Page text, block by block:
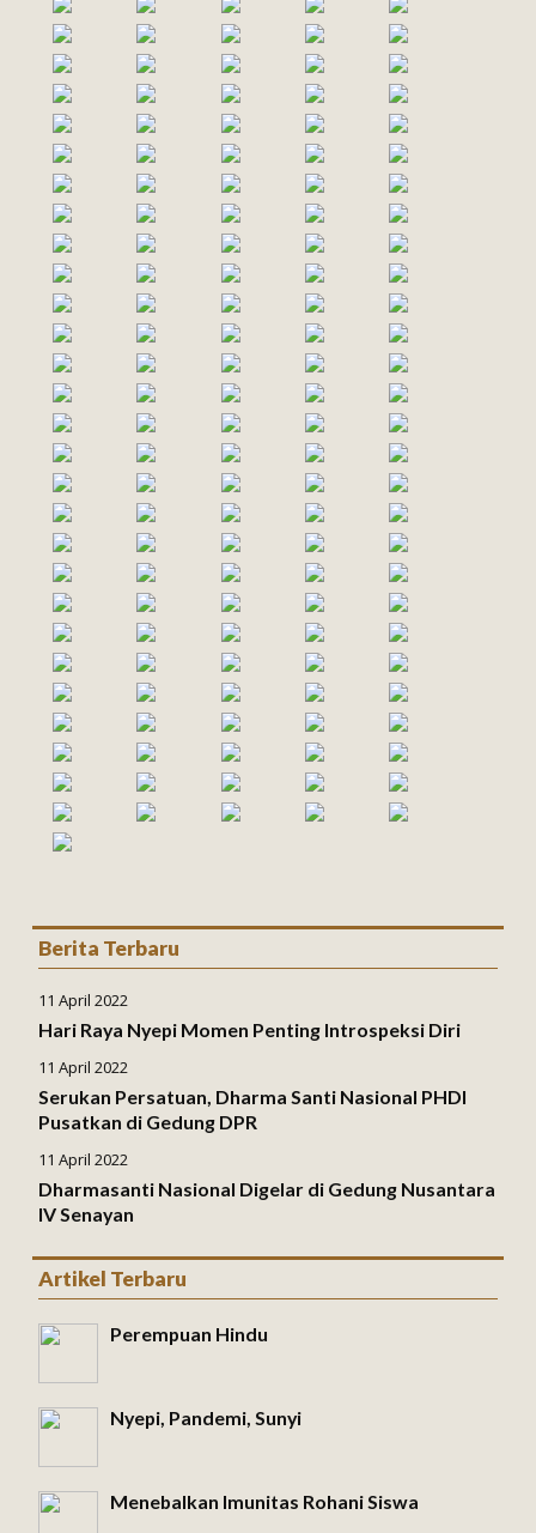
Berita Terbaru
11 April 2022
Hari Raya Nyepi Momen Penting Introspeksi Diri
11 April 2022
Serukan Persatuan, Dharma Santi Nasional PHDI
Pusatkan di Gedung DPR
11 April 2022
Dharmasanti Nasional Digelar di Gedung Nusantara
IV Senayan
Artikel Terbaru
Perempuan Hindu
Nyepi, Pandemi, Sunyi
Menebalkan Imunitas Rohani Siswa